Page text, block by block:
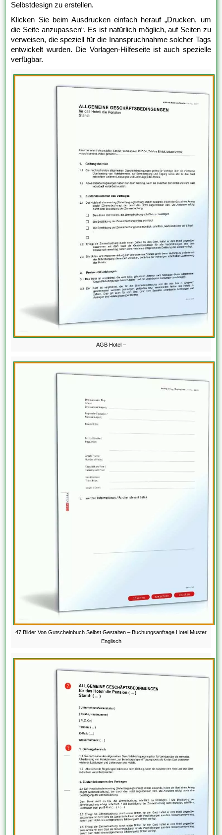
Selbstdesign zu erstellen.
Klicken Sie beim Ausdrucken einfach herauf „Drucken, um
die Seite anzupassen“. Es ist natürlich möglich, auf Seiten zu
verweisen, die speziell für die Inanspruchnahme solcher Tags
entwickelt wurden. Die Vorlagen-Hilfeseite ist auch spezielle
verfügbar.
AGB Hotel –
47 Bilder Von Gutscheinbuch Selbst Gestalten – Buchungsanfrage Hotel Muster
Englisch